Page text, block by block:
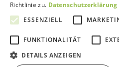
Richtlinie zu. Datenschutzerklärung
ESSENZIELL
FUNKTIONALITÄT
DETAILS ANZEIGEN